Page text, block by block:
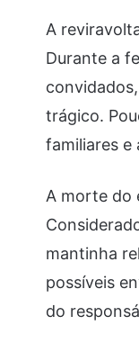
A
Durante a
trágico.
familiares e
A morte do
mantinha
possíveis
do